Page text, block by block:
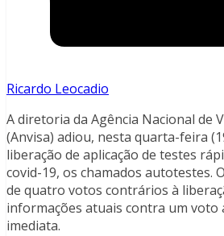
Ricardo Leocadio
A diretoria da Agência Nacional de
(Anvisa) adiou, nesta quarta-feira
liberação de aplicação de testes
covid-19, os chamados autotestes.
de quatro votos contrários à
informações atuais contra um voto
imediata.